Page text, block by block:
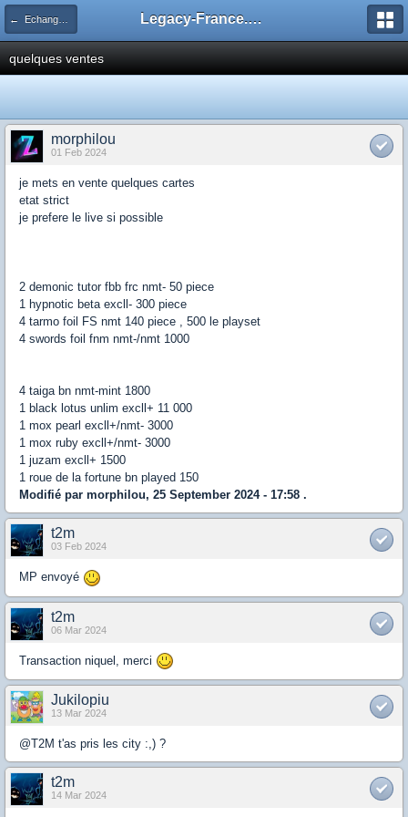
← Echanges / Ventes / Achats Legacy-France.org - Forum
quelques ventes
morphilou
01 Feb 2024
je mets en vente quelques cartes
etat strict
je prefere le live si possible
2 demonic tutor fbb frc nmt- 50 piece
1 hypnotic beta excll- 300 piece
4 tarmo foil FS nmt 140 piece , 500 le playset
4 swords foil fnm nmt-/nmt 1000
4 taiga bn nmt-mint 1800
1 black lotus unlim excll+ 11 000
1 mox pearl excll+/nmt- 3000
1 mox ruby excll+/nmt- 3000
1 juzam excll+ 1500
1 roue de la fortune bn played 150
Modifié par morphilou, 25 September 2024 - 17:58 .
t2m
03 Feb 2024
MP envoyé
t2m
06 Mar 2024
Transaction niquel, merci
Jukilopiu
13 Mar 2024
@T2M t'as pris les city :,) ?
t2m
14 Mar 2024